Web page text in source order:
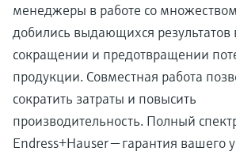
менеджеры в работе со
добились выдающихся результатов
сокращении и предотвращении
продукции. Совместная работа
сократить затраты и повысить
производительность. Полный
Endress+Hauser — гарантия вашего